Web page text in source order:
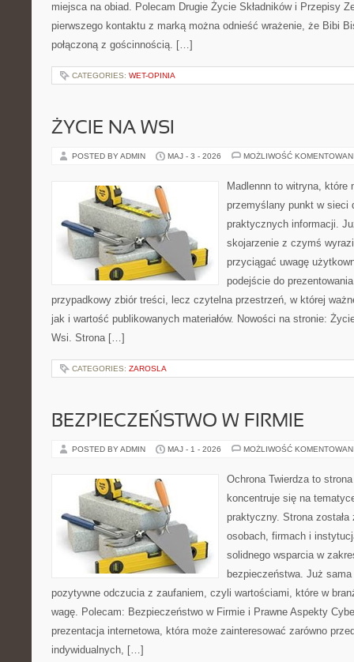
miejsca na obiad. Polecam Drugie Życie Składników i Przepisy
pierwszego kontaktu z marką można odnieść wrażenie, że Bibi
połączoną z gościnnością. […]
CATEGORIES: WET-OPINIA
ŻYCIE NA WSI
POSTED BY ADMIN MAJ - 3 - 2026 MOŻLIWOŚĆ
Madlennn to witryna, które
przemyślany punkt w sieci
praktycznych informacji.
skojarzenie z czymś
przyciągać uwagę
podejście do
przypadkowy zbiór treści, lecz czytelna przestrzeń, w której
jak i wartość publikowanych materiałów. Nowości na stronie:
Wsi. Strona […]
CATEGORIES: ZAROSLA
BEZPIECZEŃSTWO W FIRMIE
POSTED BY ADMIN MAJ - 1 - 2026 MOŻLIWOŚĆ
Ochrona Twierdza to
koncentruje się na
praktyczny. Strona
osobach, firmach i
solidnego wsparcia w
bezpieczeństwa. Już
pozytywne odczucia z zaufaniem, czyli wartościami, które w
wagę. Polecam: Bezpieczeństwo w Firmie i Prawne Aspekty
prezentacja internetowa, która może zainteresować zarówno
indywidualnych, […]